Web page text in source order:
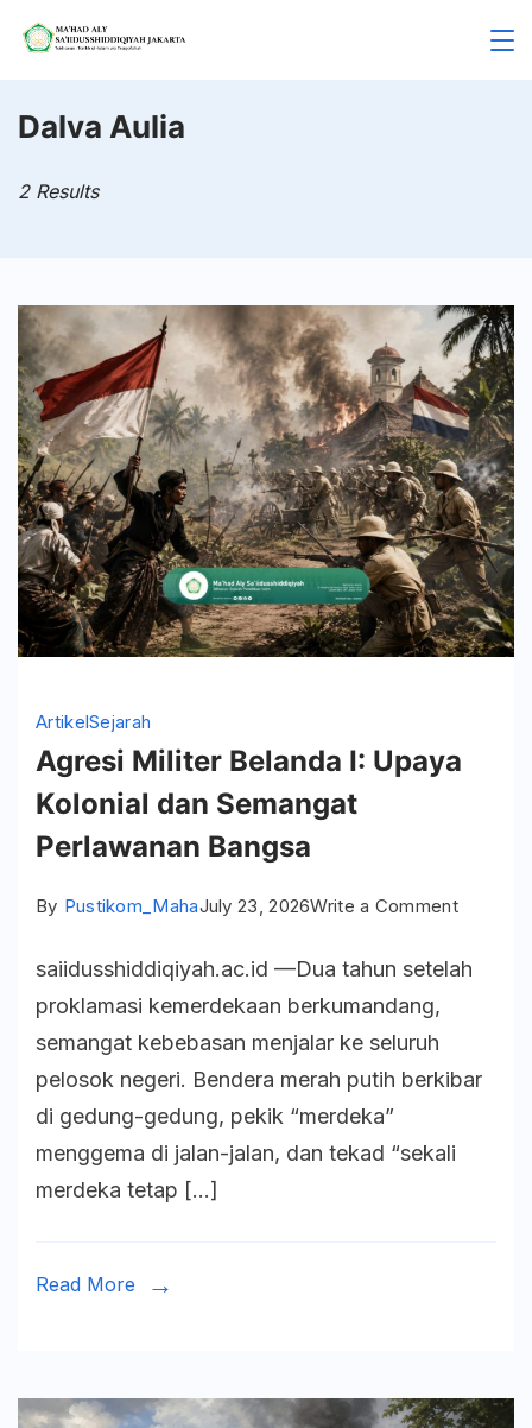
Skip
Dalva Aulia
2 Results
ArtikelSejarah
Agresi Militer Belanda I: Upaya
Kolonial dan Semangat
Perlawanan Bangsa
By Pustikom_MahaJuly 23, 2026Write a Commenton
Militer
Upaya
saiidusshiddiqiyah.ac.id —Dua tahun setelah
proklamasi kemerdekaan berkumandang,
semangat kebebasan menjalar ke seluruh
pelosok negeri. Bendera merah putih berkibar
di gedung-gedung, pekik “merdeka”
menggema di jalan-jalan, dan tekad “sekali
merdeka tetap […]
Read More